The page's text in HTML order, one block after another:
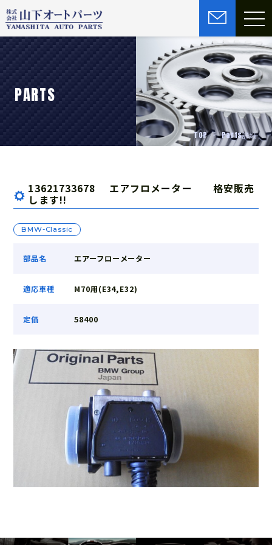
PARTS
TOP Parts詳細
13621733678 エアフロメーター 格安販売
します!!
BMW-Classic
部品名 エアーフローメーター
適応車種 M70用(E34,E32)
定価 58400